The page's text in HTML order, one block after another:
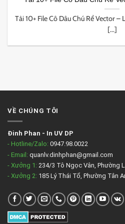
Tải 10+ File Cô Dâu Chú Rể Vector
[...]
VỀ CHÚNG TÔI
Đinh Phan - In UV DP
- Hotline/Zalo: 0947.98.0022
- Email: quanlv.dinhphan@gmail.com
- Xưởng 1: 234/3 Tô Ngọc Vân, Phường
- Xưởng 2: 185 Lý Thái Tổ, Phường Tân